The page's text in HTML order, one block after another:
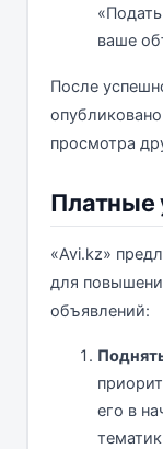
ваше
После
просмотра
Платные
«Avi.kz»
для
объявлений:
его в